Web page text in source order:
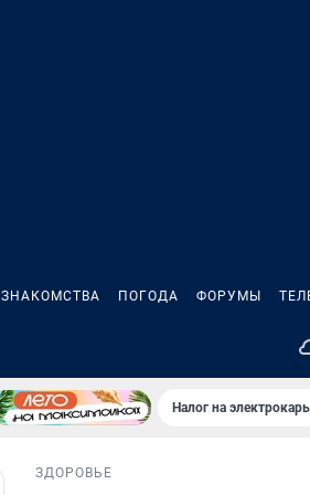
ЗНАКОМСТВА ПОГОДА ФОРУМЫ
Налог на
ЗДОРОВЬЕ